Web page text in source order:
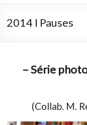
2014 I Pauses
– Série
(Collab. M.